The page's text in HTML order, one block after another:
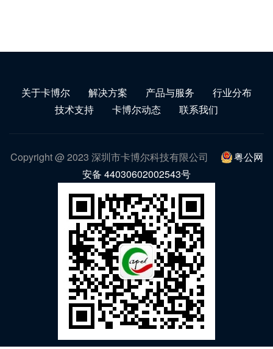
关于卡博尔 解决方案 产品与服务
行业分布
技术支持
卡博尔动态 联系我们
Copyright @ 2023 深圳市卡博尔科技有限公司
粤公网
安备 44030602002543号